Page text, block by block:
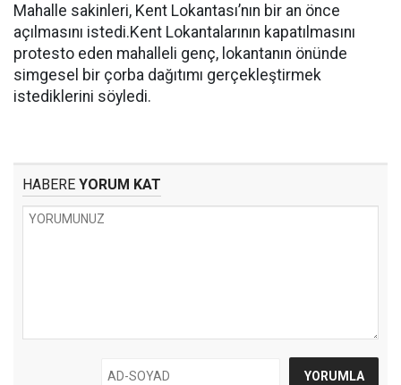
Mahalle sakinleri, Kent Lokantası’nın bir an önce
açılmasını istedi.Kent Lokantalarının kapatılmasını
protesto eden mahalleli genç, lokantanın önünde
simgesel bir çorba dağıtımı gerçekleştirmek
istediklerini söyledi.
HABERE YORUM KAT